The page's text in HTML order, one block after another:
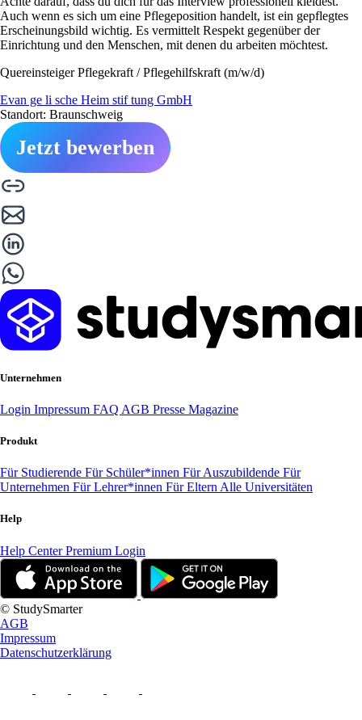
Auch wenn es sich um eine Pflegeposition handelt, ist ein gepflegtes
Erscheinungsbild wichtig. Es vermittelt Respekt gegenüber der
Einrichtung und den Menschen, mit denen du arbeiten möchtest.
Quereinsteiger Pflegekraft / Pflegehilfskraft (m/w/d)
Evan ge li sche Heim stif tung GmbH
Standort: Braunschweig
Jetzt bewerben
Unternehmen
Login Impressum FAQ AGB Presse Magazine
Produkt
Für Studierende Für Schüler*innen Für Auszubildende Für
Unternehmen Für Lehrer*innen Für Eltern Alle Universitäten
Help
Help CenterPremium Login
© StudySmarter
AGB
Impressum
Datenschutzerklärung